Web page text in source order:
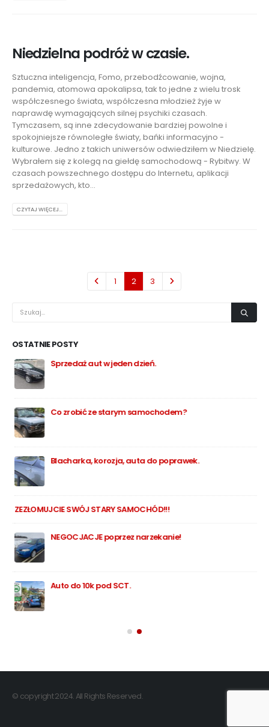
Niedzielna podróż w czasie.
Sztuczna inteligencja, Fomo, przebodźcowanie, wojna,
pandemia, atomowa apokalipsa, tak to jedne z wielu trosk
współczesnego świata, współczesna młodzież żyje w
naprawdę wymagających silnej psychiki czasach.
Tymczasem, są inne zdecydowanie bardziej powolne i
spokojniejsze równoległe światy, bańki informacyjno -
kulturowe. Jedno z takich uniwersów odwiedziłem w Niedzielę.
Wybrałem się z kolegą na giełdę samochodową - Rybitwy. W
czasach powszechnego dostępu do Internetu, aplikacji
sprzedażowych, kto...
CZYTAJ WIĘCEJ...
1 2 3
OSTATNIE POSTY
Sprzedaż aut w jeden dzień.
Co zrobić ze starym samochodem?
Blacharka, korozja, auta do poprawek.
ZEZŁOMUJCIE SWÓJ STARY SAMOCHÓD!!!
NEGOCJACJE poprzez narzekanie!
Auto do 10k pod SCT.
© copyright 2024. All Rights Reserved.